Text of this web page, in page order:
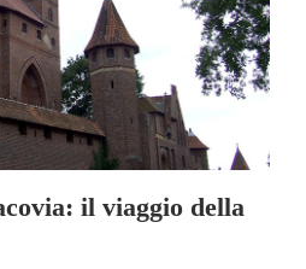
il viaggio della